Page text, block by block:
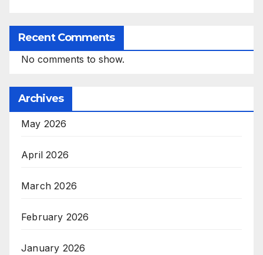
Recent Comments
No comments to show.
Archives
May 2026
April 2026
March 2026
February 2026
January 2026